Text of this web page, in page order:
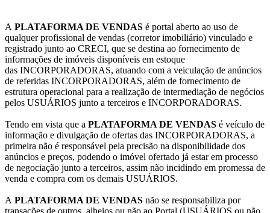
A PLATAFORMA DE VENDAS é portal aberto ao uso de
qualquer profissional de vendas (corretor imobiliário) vinculado e
registrado junto ao CRECI, que se destina ao fornecimento de
informações de imóveis disponíveis em estoque
das INCORPORADORAS, atuando com a veiculação de anúncios
de referidas INCORPORADORAS, além de fornecimento de
estrutura operacional para a realização de intermediação de negócios
pelos USUÁRIOS junto a terceiros e INCORPORADORAS.
Tendo em vista que a PLATAFORMA DE VENDAS é veículo de
informação e divulgação de ofertas das INCORPORADORAS, a
primeira não é responsável pela precisão na disponibilidade dos
anúncios e preços, podendo o imóvel ofertado já estar em processo
de negociação junto a terceiros, assim não incidindo em promessa de
venda e compra com os demais USUÁRIOS.
A PLATAFORMA DE VENDAS não se responsabiliza por